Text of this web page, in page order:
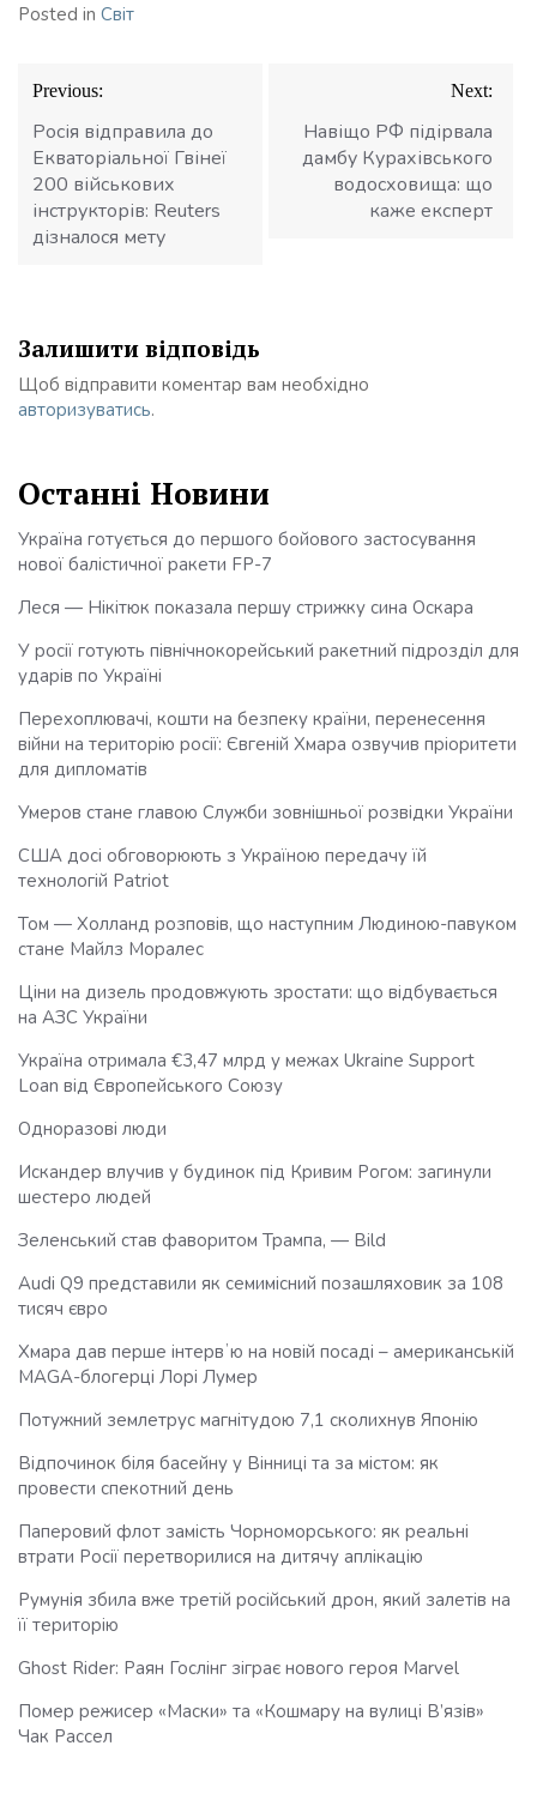
Posted in Світ
Навігація
записів
Previous:
Росія відправила до
Екваторіальної Гвінеї
200 військових
інструкторів: Reuters
дізналося мету
Next:
Навіщо РФ підірвала
дамбу Курахівського
водосховища: що
каже експерт
Залишити відповідь
Щоб відправити коментар вам необхідно
авторизуватись.
Останні Новини
Україна готується до першого бойового застосування
нової балістичної ракети FP-7
Леся — Нікітюк показала першу стрижку сина Оскара
У росії готують північнокорейський ракетний підрозділ для
ударів по Україні
Перехоплювачі, кошти на безпеку країни, перенесення
війни на територію росії: Євгеній Хмара озвучив пріоритети
для дипломатів
Умеров стане главою Служби зовнішньої розвідки України
США досі обговорюють з Україною передачу їй
технологій Patriot
Том — Холланд розповів, що наступним Людиною-павуком
стане Майлз Моралес
Ціни на дизель продовжують зростати: що відбувається
на АЗС України
Україна отримала €3,47 млрд у межах Ukraine Support
Loan від Європейського Союзу
Одноразові люди
Искандер влучив у будинок під Кривим Рогом: загинули
шестеро людей
Зеленський став фаворитом Трампа, — Bild
Audi Q9 представили як семимісний позашляховик за 108
тисяч євро
Хмара дав перше інтервʼю на новій посаді – американській
MAGA-блогерці Лорі Лумер
Потужний землетрус магнітудою 7,1 сколихнув Японію
Відпочинок біля басейну у Вінниці та за містом: як
провести спекотний день
Паперовий флот замість Чорноморського: як реальні
втрати Росії перетворилися на дитячу аплікацію
Румунія збила вже третій російський дрон, який залетів на
її територію
Ghost Rider: Раян Гослінг зіграє нового героя Marvel
Помер режисер «Маски» та «Кошмару на вулиці В’язів»
Чак Рассел